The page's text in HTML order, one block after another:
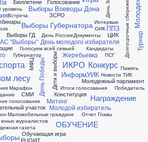
уровень
Встреча
Выборы Воеводы Дона
Выборы ГД
Выборы Губернатора
лесу
"Выборы"
Голосуем всей семьей
Губернатор
День Победы
День России
День молодого избирателя
Дети и выборы
голосование
Документы Долгосрочные сбережения
Жеребьевка
ЗСРО
ИКРО
участок
Интервью
ИнформУИК
Итоги голосования
Кандидаты
Конкурс
Конституция
юных журналистов
МФЦ
Маломобильные граждане
Марафон
Митинг
газета
Молодежный парламент
Молодежь
Молодой избиратель
Награждение
Новости ТИК
ОБУЧЕНИЕ
ОИК
Обучающая игра
Отчет Главы
ППЗ
ПСГ
Память
Победитель
РЦОИТ
СМИ
Турнир
ЦИК